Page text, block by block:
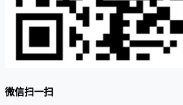
微信扫一扫